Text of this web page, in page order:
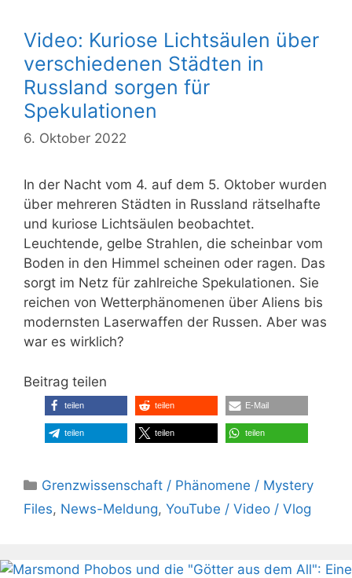
Video: Kuriose Lichtsäulen über
verschiedenen Städten in
Russland sorgen für
Spekulationen
6. Oktober 2022
In der Nacht vom 4. auf dem 5. Oktober wurden
über mehreren Städten in Russland rätselhafte
und kuriose Lichtsäulen beobachtet.
Leuchtende, gelbe Strahlen, die scheinbar vom
Boden in den Himmel scheinen oder ragen. Das
sorgt im Netz für zahlreiche Spekulationen. Sie
reichen von Wetterphänomenen über Aliens bis
modernsten Laserwaffen der Russen. Aber was
war es wirklich?
Beitrag teilen
teilen teilen E-Mail
teilen teilen teilen
Kategorien
Grenzwissenschaft / Phänomene / Mystery
Files, News-Meldung, YouTube / Video / Vlog